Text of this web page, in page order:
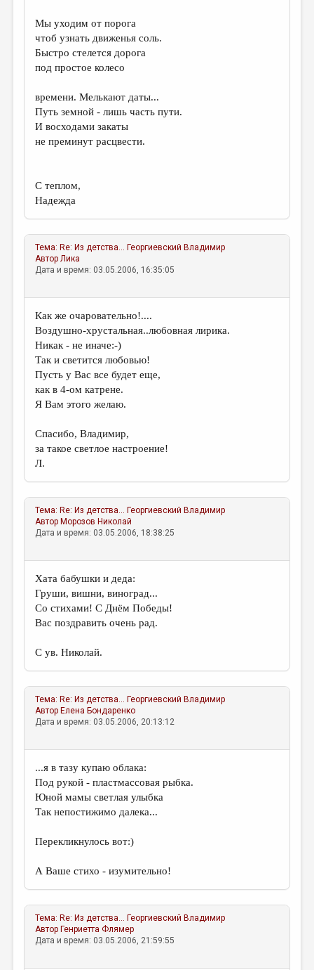
Мы уходим от порога
чтоб узнать движенья соль.
Быстро стелется дорога
под простое колесо
времени. Мелькают даты...
Путь земной - лишь часть пути.
И восходами закаты
не преминут расцвести.
С теплом,
Надежда
Тема: Re: Из детства... Георгиевский Владимир
АвторЛика
Дата и время: 03.05.2006, 16:35:05
Как же очаровательно!....
Воздушно-хрустальная..любовная лирика.
Никак - не иначе:-)
Так и светится любовью!
Пусть у Вас все будет еще,
как в 4-ом катрене.
Я Вам этого желаю.
Спасибо, Владимир,
за такое светлое настроение!
Л.
Тема: Re: Из детства... Георгиевский Владимир
Автор Морозов Николай
Дата и время: 03.05.2006, 18:38:25
Хата бабушки и деда:
Груши, вишни, виноград...
Со стихами! С Днём Победы!
Вас поздравить очень рад.
С ув. Николай.
Тема: Re: Из детства... Георгиевский Владимир
Автор Елена Бондаренко
Дата и время: 03.05.2006, 20:13:12
...я в тазу купаю облака:
Под рукой - пластмассовая рыбка.
Юной мамы светлая улыбка
Так непостижимо далека...
Перекликнулось вот:)
А Ваше стихо - изумительно!
Тема: Re: Из детства... Георгиевский Владимир
Автор Генриетта Флямер
Дата и время: 03.05.2006, 21:59:55